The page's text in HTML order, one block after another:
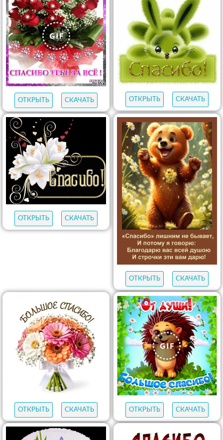
ОТКРЫТЬ СКАЧАТЬ ОТКРЫТЬ СКАЧАТЬ
ОТКРЫТЬ СКАЧАТЬ
ОТКРЫТЬ СКАЧАТЬ
ОТКРЫТЬ СКАЧАТЬ ОТКРЫТЬ СКАЧАТЬ